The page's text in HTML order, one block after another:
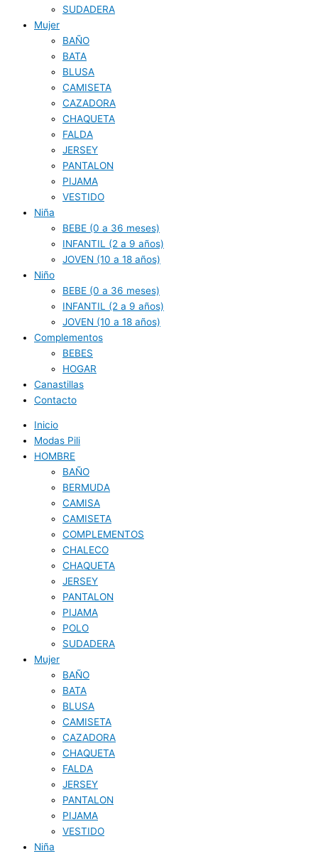
SUDADERA
Mujer
BAÑO
BATA
BLUSA
CAMISETA
CAZADORA
CHAQUETA
FALDA
JERSEY
PANTALON
PIJAMA
VESTIDO
Niña
BEBE (0 a 36 meses)
INFANTIL (2 a 9 años)
JOVEN (10 a 18 años)
Niño
BEBE (0 a 36 meses)
INFANTIL (2 a 9 años)
JOVEN (10 a 18 años)
Complementos
BEBES
HOGAR
Canastillas
Contacto
Inicio
Modas Pili
HOMBRE
BAÑO
BERMUDA
CAMISA
CAMISETA
COMPLEMENTOS
CHALECO
CHAQUETA
JERSEY
PANTALON
PIJAMA
POLO
SUDADERA
Mujer
BAÑO
BATA
BLUSA
CAMISETA
CAZADORA
CHAQUETA
FALDA
JERSEY
PANTALON
PIJAMA
VESTIDO
Niña